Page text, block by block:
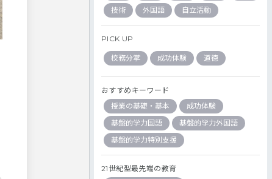
技術
外国語 自立活動
PICK UP
校務分掌 成功体験 道徳
おすすめキーワード
授業の基礎・基本
成功体験
基盤的学力国語
基盤的学力外国語
基盤的学力特別支援
21世紀型最先端の教育